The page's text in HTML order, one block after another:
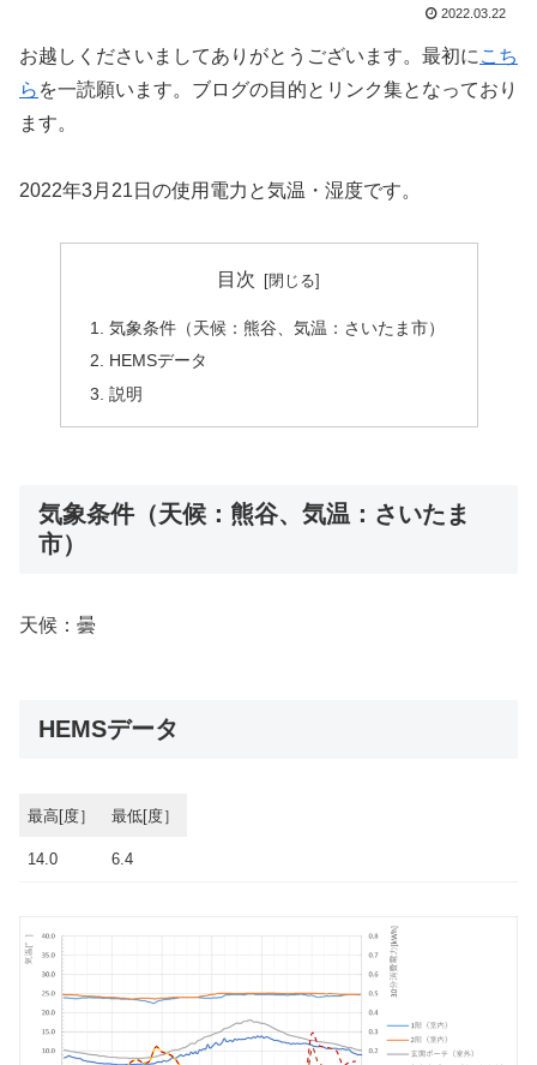
2022.03.22
お越しくださいましてありがとうございます。最初に こち
ら を一読願います。ブログの目的とリンク集となっており
ます。
2022年3月21日の使用電力と気温・湿度です。
目次
気象条件（天候：熊谷、気温：さいたま市）
HEMSデータ
説明
気象条件（天候：熊谷、気温：さいたま
市）
天候：曇
HEMSデータ
最高[度］ 最低[度］
14.0 6.4